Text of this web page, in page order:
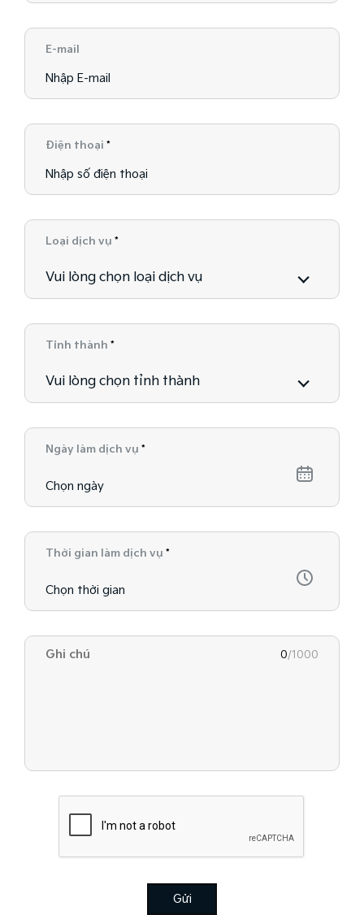
E-mail
Điện thoại *
Loại dịch vụ *
Vui lòng chọn loại dịch vụ
Tỉnh thành *
Vui lòng chọn tỉnh thành
Ngày làm dịch vụ *
Thời gian làm dịch vụ *
0/1000
Gửi